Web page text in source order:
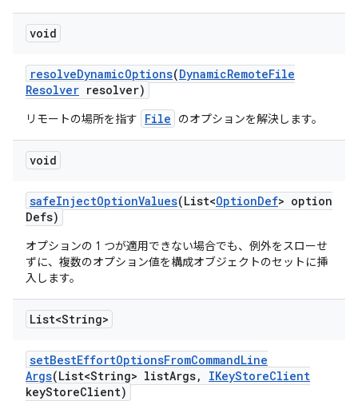
void
resolveDynamicOptions(DynamicRemoteFile
Resolver resolver)
リモートの場所を指す File のオプションを解決します。
void
safeInjectOptionValues(List<OptionDef> option
Defs)
オプションの 1 つが適用できない場合でも、例外をスローせ
ずに、複数のオプション値を構成オブジェクトのセットに挿
入します。
List<String>
setBestEffortOptionsFromCommandLine
Args(List<String> listArgs, IKeyStoreClient
keyStoreClient)